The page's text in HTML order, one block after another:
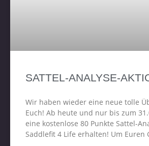
SATTEL-ANALYSE-
Wir haben wieder eine neue tolle
Euch! Ab heute und nur bis zum
eine kostenlose 80 Punkte Sattel-
Saddlefit 4 Life erhalten! Um Euren